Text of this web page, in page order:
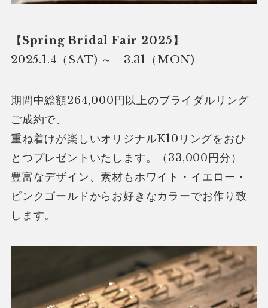
【Spring Bridal Fair 2025】
2025.1.4（SAT) ～ 3.31（MON)
期間中総額264,000円以上のブライダルリング
ご成約で、
重ね着けが楽しいオリジナルK10リングをおひ
とつプレゼントいたします。（33,000円分）
豊富なデザイン、素材もホワイト・イエロー・
ピンクゴールドからお好きなカラーでお作り致
します。